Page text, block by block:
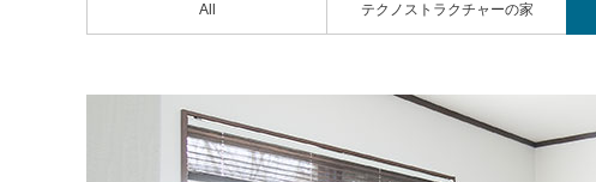
All テクノストラクチャーの家